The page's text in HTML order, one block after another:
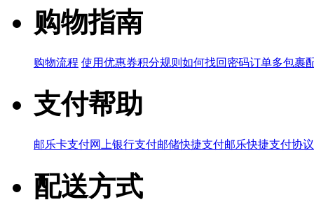
购物指南
购物流程 使用优惠券积分规则 如何找回密码订单多包裹
支付帮助
邮乐卡支付网上银行支付邮储快捷支付邮乐快捷支付协议
配送方式